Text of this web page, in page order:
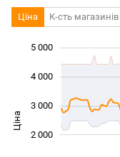
Ціна К-сть магазинів
Ціна
2 000
3 000
4 000
5 000